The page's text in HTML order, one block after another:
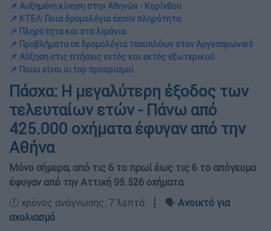
📌 Αυξημένη κίνηση στην Αθηνών - Κορίνθου
📌 ΚΤΕΛ: Ποια δρομολόγια έχουν πληρότητα
📌 Πληρότητα και στα λιμάνια
📌 Προβλήματα σε δρομολόγια ταχυπλόων στον Αργοσαρωνικό
📌 Αύξηση στις πτήσεις εντός και εκτός εξωτερικού
📌 Ποιοι είναι οι top προορισμοί
Πάσχα: Η μεγαλύτερη έξοδος των
τελευταίων ετών - Πάνω από
425.000 οχήματα έφυγαν από την
Αθήνα
Μόνο σήμερα, από τις 6 το πρωί έως τις 6 το απόγευμα
έφυγαν από την Αττική 95.526 οχήματα
🕛 χρόνος ανάγνωσης: 7 λεπτά ┋ 🗣️ Ανοικτό για
σχολιασμό